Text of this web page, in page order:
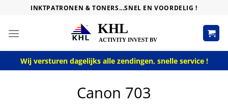
content
INKTPATRONEN & TONERS...SNEL EN VOORDELIG !
Wij versturen dagelijks alle zendingen, snelle service !
Canon 703